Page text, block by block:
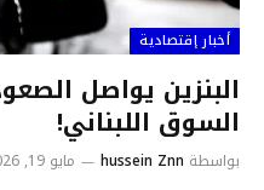
أخبار إقتصادية
البنزين يواصل
السوق اللبناني!
بواسطة hussein Znn مايو 19, 2026